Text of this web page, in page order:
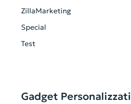
ZillaMarketing
Special
Test
Gadget Personalizzati